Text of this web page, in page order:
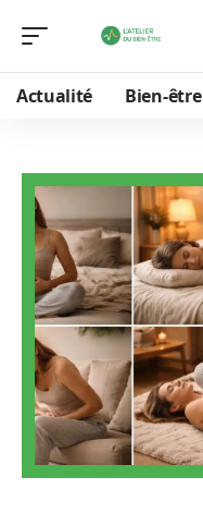
Actualité Bien-être